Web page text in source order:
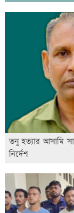
তনু হত্যার আসামি
নির্দেশ